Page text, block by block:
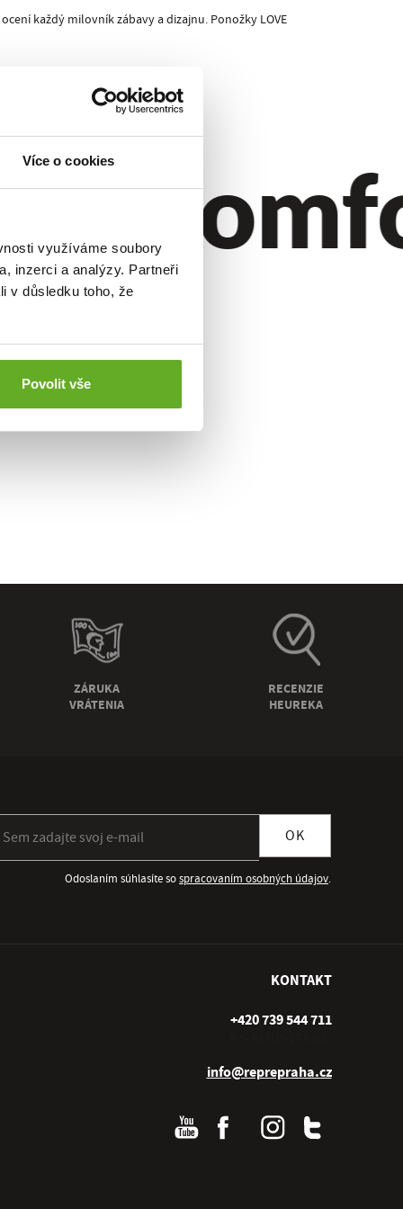
Více o cookies
využíváme soubory
inzerci a analýzy. Partneři
v důsledku toho, že
Povolit vše
každý milovník zábavy a dizajnu. Ponožky LOVE
ZÁRUKA
VRÁTENIA
RECENZIE
HEUREKA
OK
Odoslaním súhlasíte sospracovaním osobných údajov.
KONTAKT
+420 739 544 711
info@reprepraha.cz